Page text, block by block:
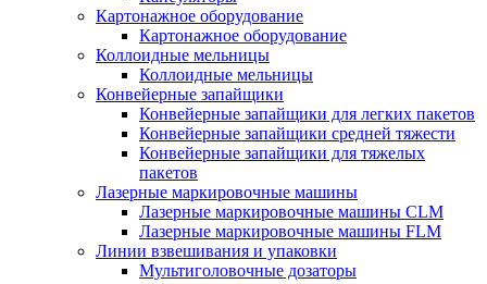
Картонажное оборудование
Картонажное оборудование
Коллоидные мельницы
Коллоидные мельницы
Конвейерные запайщики
Конвейерные запайщики для легких пакетов
Конвейерные запайщики средней тяжести
Конвейерные запайщики для тяжелых
пакетов
Лазерные маркировочные машины
Лазерные маркировочные машины CLM
Лазерные маркировочные машины FLM
Линии взвешивания и упаковки
Мультиголовочные дозаторы